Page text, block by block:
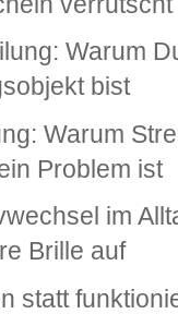
Warum
bist
Warum
Problem ist
im
Brille auf
statt